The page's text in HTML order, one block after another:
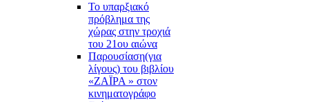
Το υπαρξιακό
πρόβλημα της
χώρας στην τροχιά
του 21ου αιώνα
Παρουσίαση(για
λίγους) του βιβλίου
«ΖΑΪΡΑ » στον
κινηματογράφο